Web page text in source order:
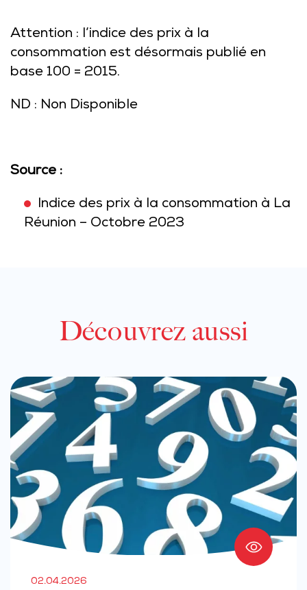
Attention : l’indice des prix à la
consommation est désormais publié en
base 100 = 2015.
ND : Non Disponible
Source :
Indice des prix à la consommation à La
Réunion – Octobre 2023
Découvrez aussi
02.04.2026